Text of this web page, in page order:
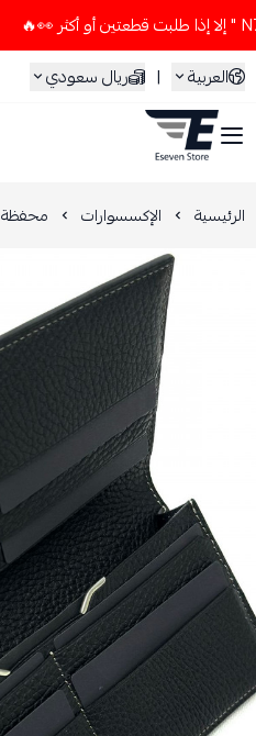
العربية
| ريال سعودي
ESEVEN STORE
الرئيسية الإكسسوارات محفظة